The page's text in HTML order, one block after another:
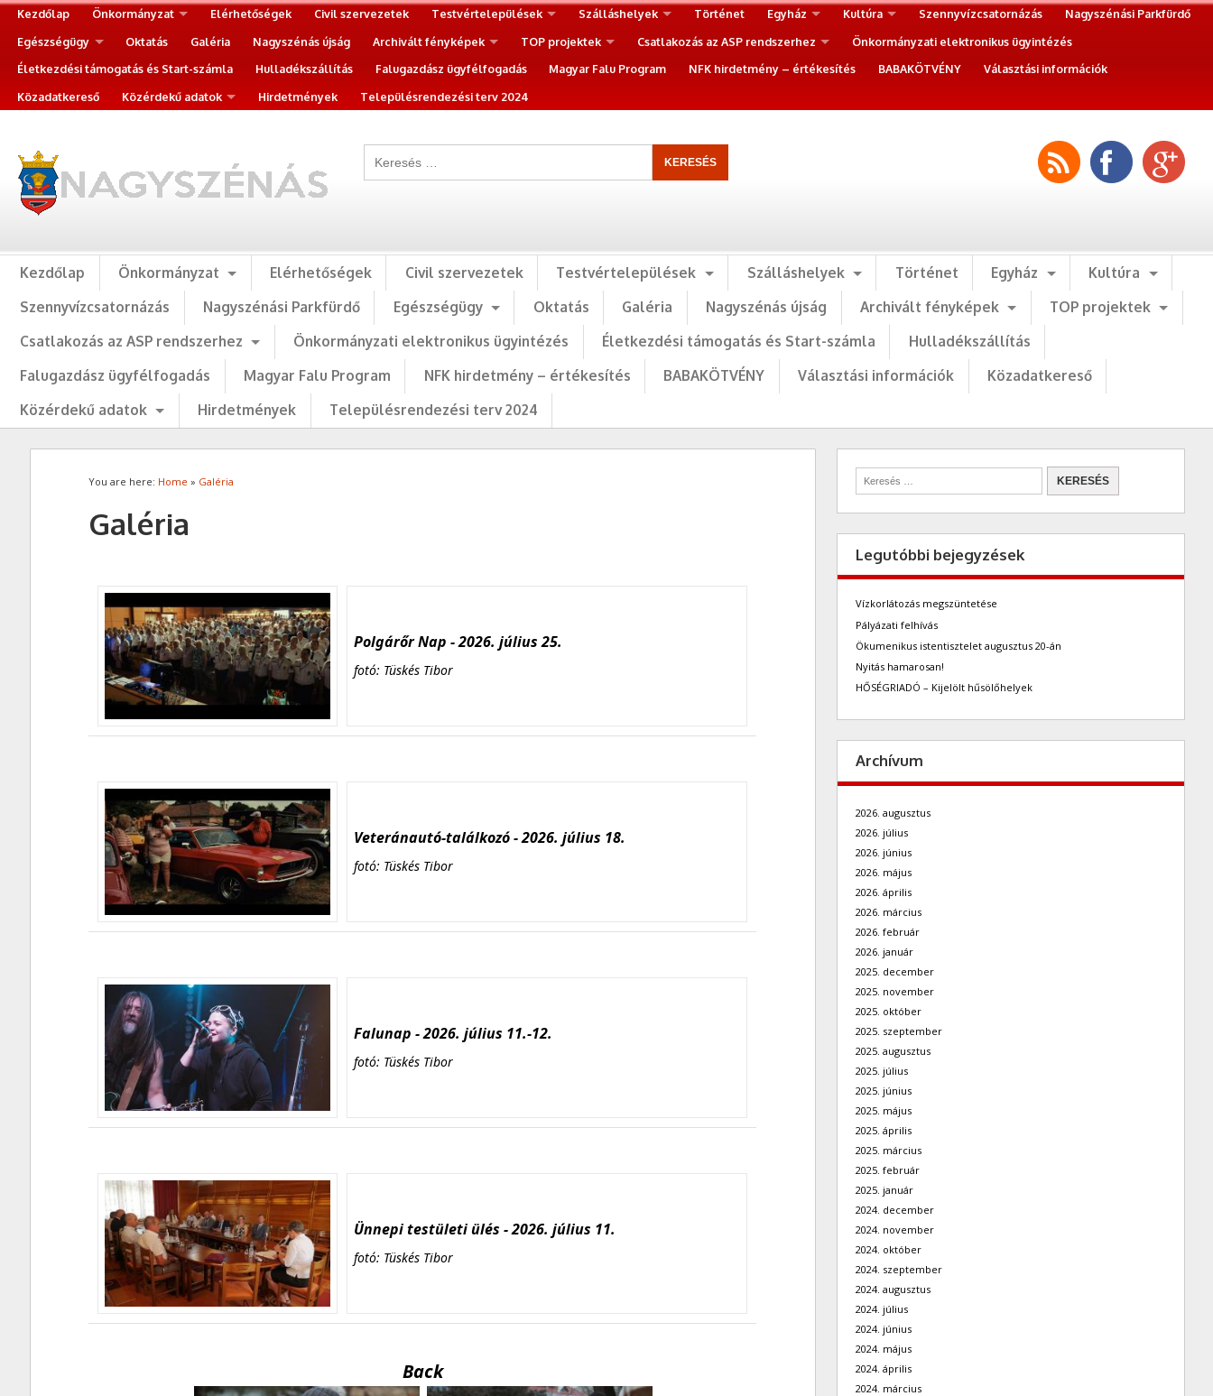
Kezdőlap Önkormányzat Elérhetőségek Civil szervezetek Testvértelepülések Szálláshelyek Történet Egyház Kultúra Szennyvízcsatornázás
Nagyszénási Parkfürdő
Egészségügy
Oktatás Galéria Nagyszénás újság Archivált fényképek TOP projektek Csatlakozás az ASP rendszerhez
Önkormányzati elektronikus ügyintézés
Életkezdési támogatás és Start-számla
Hulladékszállítás Falugazdász ügyfélfogadás Magyar Falu Program NFK hirdetmény – értékesítés BABAKÖTVÉNY
Választási információk
Közadatkereső
Közérdekű adatok Hirdetmények Településrendezési terv 2024
Kezdőlap Önkormányzat Elérhetőségek Civil szervezetek Testvértelepülések Szálláshelyek Történet Egyház
Kultúra
Szennyvízcsatornázás
Nagyszénási Parkfürdő Egészségügy Oktatás Galéria Nagyszénás újság Archivált fényképek
TOP projektek
Csatlakozás az ASP rendszerhez
Önkormányzati elektronikus ügyintézés Életkezdési támogatás és Start-számla
Hulladékszállítás
Falugazdász ügyfélfogadás
Magyar Falu Program NFK hirdetmény – értékesítés BABAKÖTVÉNY Választási információk
Közadatkereső
Közérdekű adatok
Hirdetmények Településrendezési terv 2024
You are here: Home » Galéria
Galéria
Polgárőr Nap - 2026. július 25.
fotó: Tüskés Tibor
Veteránautó-találkozó - 2026. július 18.
fotó: Tüskés Tibor
Falunap - 2026. július 11.-12.
fotó: Tüskés Tibor
Ünnepi testületi ülés - 2026. július 11.
fotó: Tüskés Tibor
Back
Legutóbbi bejegyzések
Vízkorlátozás megszüntetése
Pályázati felhívás
Ökumenikus istentisztelet augusztus 20-án
Nyitás hamarosan!
HŐSÉGRIADÓ – Kijelölt hűsölőhelyek
Archívum
2026. augusztus
2026. július
2026. június
2026. május
2026. április
2026. március
2026. február
2026. január
2025. december
2025. november
2025. október
2025. szeptember
2025. augusztus
2025. július
2025. június
2025. május
2025. április
2025. március
2025. február
2025. január
2024. december
2024. november
2024. október
2024. szeptember
2024. augusztus
2024. július
2024. június
2024. május
2024. április
2024. március